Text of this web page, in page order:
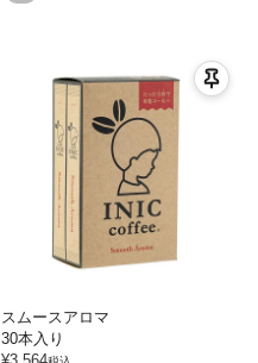
スムースアロマ
30本入り
¥3,564